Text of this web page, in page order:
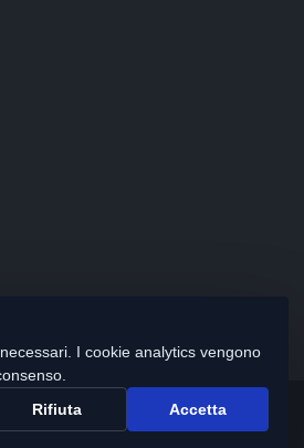
C.F. e P.IVA 12059071006
I cookie analytics vengono
Rifiuta Accetta